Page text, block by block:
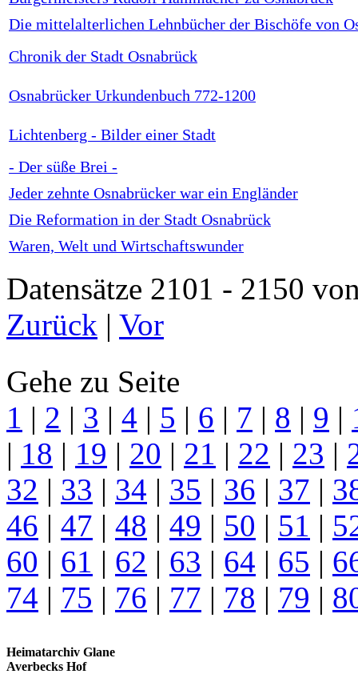
Die mittelalterlichen Lehnbücher der Bischöfe von
Chronik der Stadt Osnabrück
Osnabrücker Urkundenbuch 772-1200
Lichtenberg - Bilder einer Stadt
- Der süße Brei -
Jeder zehnte Osnabrücker war ein Engländer
Die Reformation in der Stadt Osnabrück
Waren, Welt und Wirtschaftswunder
Datensätze 2101 - 2150
Zurück | Vor
Gehe zu Seite
1 | 2 | 3 | 4 | 5 | 6 | 7 | 8 | 9 |
| 18 | 19 | 20 | 21 | 22 | 23 |
32 | 33 | 34 | 35 | 36 | 37 |
46 | 47 | 48 | 49 | 50 | 51 |
60 | 61 | 62 | 63 | 64 | 65 |
74 | 75 | 76 | 77 | 78 | 79 |
Heimatarchiv Glane
Averbecks Hof